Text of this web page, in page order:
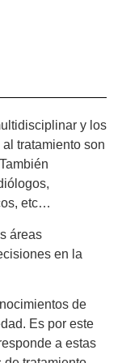
y los
tratamiento son
etc…
áreas
en la
de
Es por este
a estas